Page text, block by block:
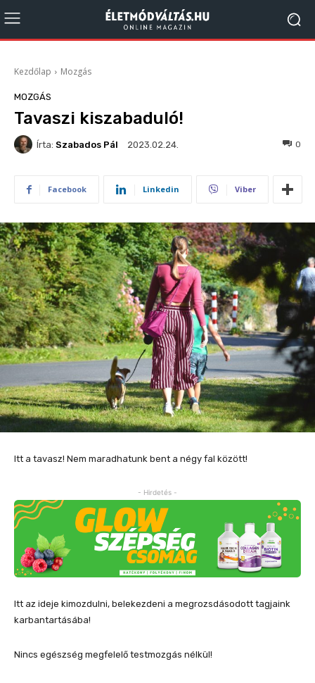
Kezdőlap Mozgás
MOZGÁS
Tavaszi kiszabaduló!
Írta: Szabados Pál 2023.02.24. 0
Facebook Linkedin Viber
Itt a tavasz! Nem maradhatunk bent a négy fal között!
- Hirdetés -
Itt az ideje kimozdulni, belekezdeni a megrozsdásodott tagjaink
karbantartásába!
Nincs egészség megfelelő testmozgás nélkül!